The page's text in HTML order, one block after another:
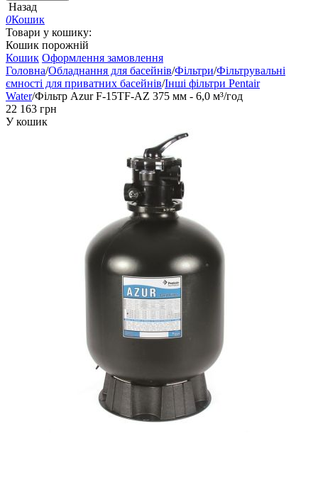
Назад
0Кошик
Товари у кошику:
Кошик порожній
Кошик Оформлення замовлення
Головна/Обладнання для басейнів/Фільтри/Фільтрувальні
ємності для приватних басейнів/Інші фільтри Pentair
Water/Фільтр Azur F-15TF-AZ 375 мм - 6,0 м³/год
‍22 163‍ грн
У кошик